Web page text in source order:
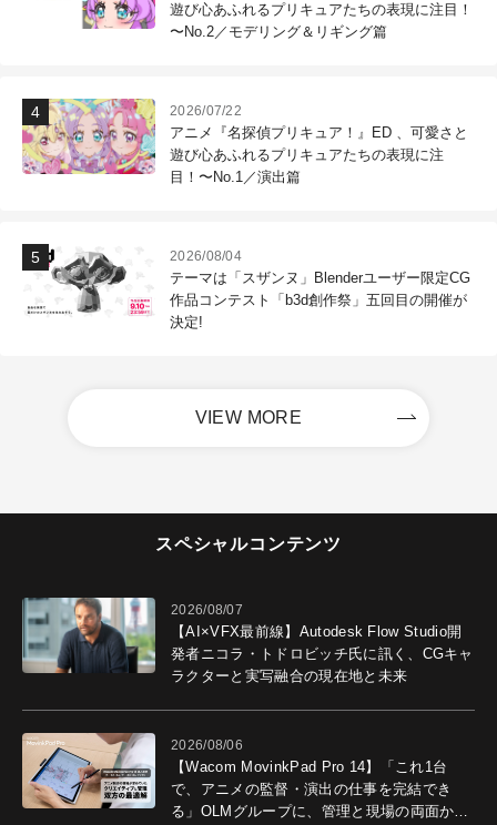
遊び心あふれるプリキュアたちの表現に注目！
〜No.2／モデリング＆リギング篇
2026/07/22
アニメ『名探偵プリキュア！』ED 、可愛さと
遊び心あふれるプリキュアたちの表現に注
目！〜No.1／演出篇
2026/08/04
テーマは「スザンヌ」Blenderユーザー限定CG
作品コンテスト「b3d創作祭」五回目の開催が
決定!
VIEW MORE
スペシャルコンテンツ
2026/08/07
【AI×VFX最前線】Autodesk Flow Studio開
発者ニコラ・トドロビッチ氏に訊く、CGキャ
ラクターと実写融合の現在地と未来
2026/08/06
【Wacom MovinkPad Pro 14】「これ1台
で、アニメの監督・演出の仕事を完結でき
る」OLMグループに、管理と現場の両面から